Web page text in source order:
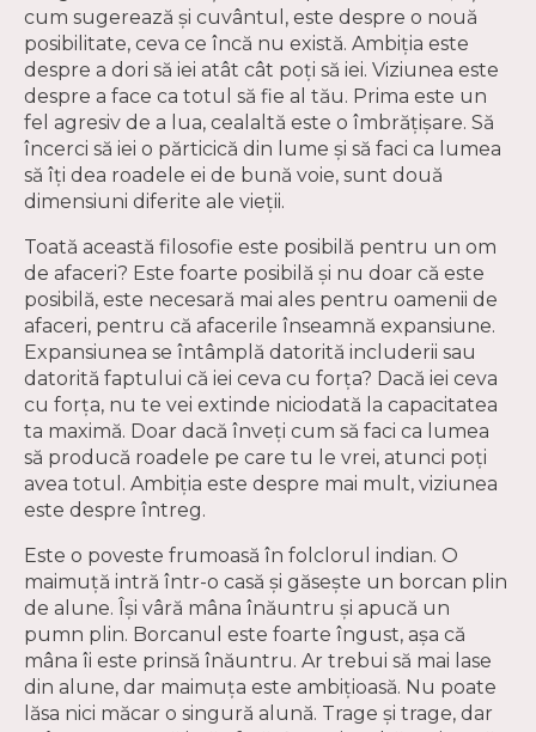
cum sugerează și cuvântul, este despre o nouă
posibilitate, ceva ce încă nu există. Ambiția este
despre a dori să iei atât cât poți să iei. Viziunea este
despre a face ca totul să fie al tău. Prima este un
fel agresiv de a lua, cealaltă este o îmbrățișare. Să
încerci să iei o părticică din lume și să faci ca lumea
să îți dea roadele ei de bună voie, sunt două
dimensiuni diferite ale vieții.
Toată această filosofie este posibilă pentru un om
de afaceri? Este foarte posibilă și nu doar că este
posibilă, este necesară mai ales pentru oamenii de
afaceri, pentru că afacerile înseamnă expansiune.
Expansiunea se întâmplă datorită includerii sau
datorită faptului că iei ceva cu forța? Dacă iei ceva
cu forța, nu te vei extinde niciodată la capacitatea
ta maximă. Doar dacă înveți cum să faci ca lumea
să producă roadele pe care tu le vrei, atunci poți
avea totul. Ambiția este despre mai mult, viziunea
este despre întreg.
Este o poveste frumoasă în folclorul indian. O
maimuță intră într-o casă și găseşte un borcan plin
de alune. Își vâră mâna înăuntru și apucă un
pumn plin. Borcanul este foarte îngust, așa că
mâna îi este prinsă înăuntru. Ar trebui să mai lase
din alune, dar maimuța este ambițioasă. Nu poate
lăsa nici măcar o singură alună. Trage și trage, dar